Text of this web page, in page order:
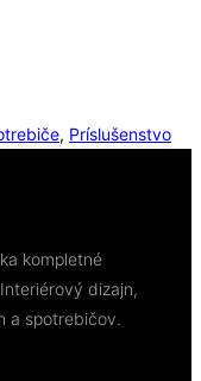
, Príslušenstvo
kompletné
dizajn,
a spotrebičov.